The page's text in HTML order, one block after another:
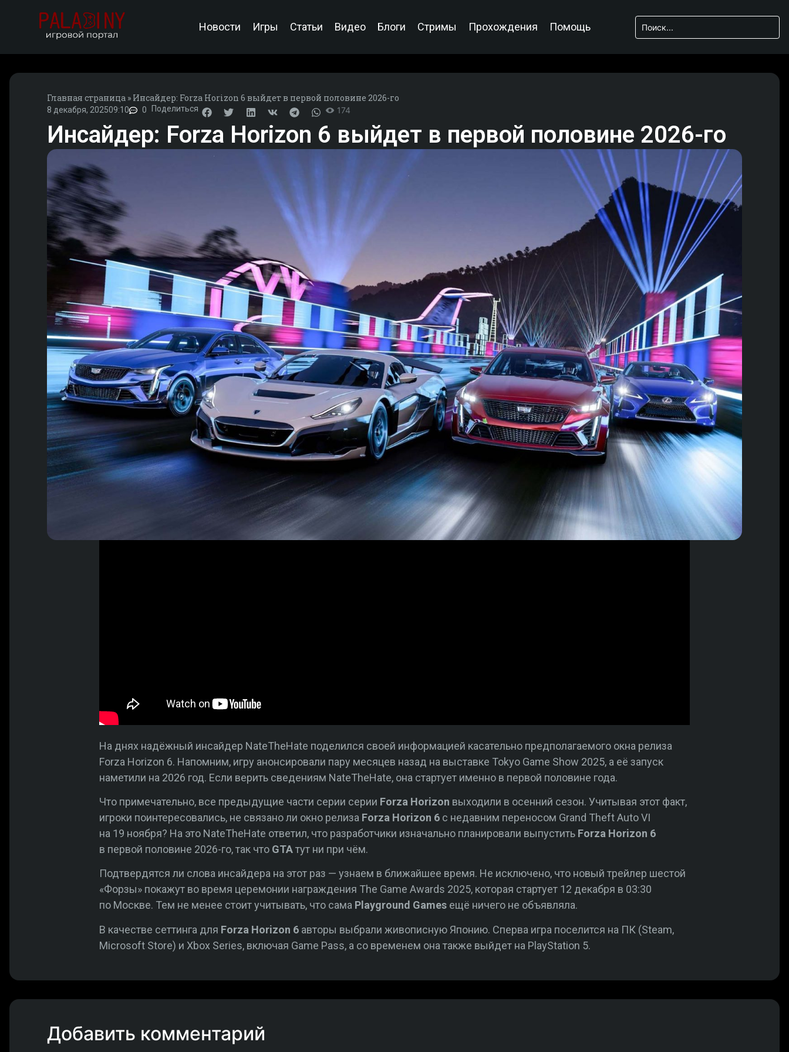
Новости Игры Статьи Видео Блоги Стримы Прохождения Помощь
Главная страница » Инсайдер: Forza Horizon 6 выйдет в первой половине 2026-го
8 декабря, 202509:10 0 Поделиться 174
Инсайдер: Forza Horizon 6 выйдет в первой половине 2026-го
На днях надёжный инсайдер NateTheHate поделился своей информацией касательно предполагаемого окна релиза
Forza Horizon 6. Напомним, игру анонсировали пару месяцев назад на выставке Tokyo Game Show 2025, а её запуск
наметили на 2026 год. Если верить сведениям NateTheHate, она стартует именно в первой половине года.
Что примечательно, все предыдущие части серии серии Forza Horizon выходили в осенний сезон. Учитывая этот факт,
игроки поинтересовались, не связано ли окно релиза Forza Horizon 6с недавним переносом Grand Theft Auto VI
на 19 ноября? На это NateTheHate ответил, что разработчики изначально планировали выпустить Forza Horizon 6
в первой половине 2026-го, так что GTAтут ни при чём.
Подтвердятся ли слова инсайдера на этот раз — узнаем в ближайшее время. Не исключено, что новый трейлер шестой
«Форзы» покажут во время церемонии награждения The Game Awards 2025, которая стартует 12 декабря в 03:30
по Москве. Тем не менее стоит учитывать, что сама Playground Gamesещё ничего не объявляла.
В качестве сеттинга для Forza Horizon 6 авторы выбрали живописную Японию. Сперва игра поселится на ПК (Steam,
Microsoft Store) и Xbox Series, включая Game Pass, а со временем она также выйдет на PlayStation 5.
Добавить комментарий